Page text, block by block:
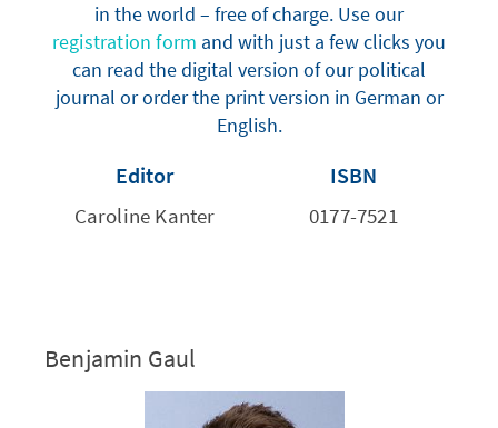
in the world – free of charge. Use our
registration form and with just a few clicks you
can read the digital version of our political
journal or order the print version in German or
English.
Editor
Caroline Kanter
ISBN
0177-7521
Benjamin Gaul